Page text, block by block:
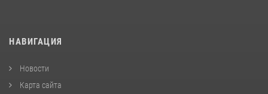
НАВИГАЦИЯ
Новости
Карта сайта